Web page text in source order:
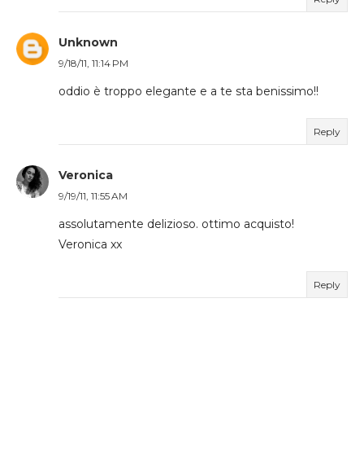
Unknown
9/18/11, 11:14 PM
oddio è troppo elegante e a te sta benissimo!!
Reply
Veronica
9/19/11, 11:55 AM
assolutamente delizioso. ottimo acquisto!
Veronica xx
Reply